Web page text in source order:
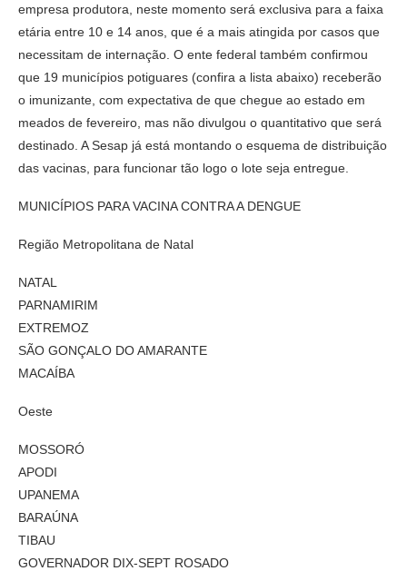
empresa produtora, neste momento será exclusiva para a faixa
etária entre 10 e 14 anos, que é a mais atingida por casos que
necessitam de internação. O ente federal também confirmou
que 19 municípios potiguares (confira a lista abaixo) receberão
o imunizante, com expectativa de que chegue ao estado em
meados de fevereiro, mas não divulgou o quantitativo que será
destinado. A Sesap já está montando o esquema de distribuição
das vacinas, para funcionar tão logo o lote seja entregue.
MUNICÍPIOS PARA VACINA CONTRA A DENGUE
Região Metropolitana de Natal
NATAL
PARNAMIRIM
EXTREMOZ
SÃO GONÇALO DO AMARANTE
MACAÍBA
Oeste
MOSSORÓ
APODI
UPANEMA
BARAÚNA
TIBAU
GOVERNADOR DIX-SEPT ROSADO